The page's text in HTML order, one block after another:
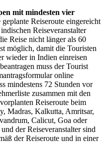
mit mindesten vier
Reiseroute eingereicht
Reiseveranstalter
Reise nicht länger als 60
möglich, damit die Touristen
wieder in Indien einreisen
muss der Tourist
online
mindestens 72 Stunden vor
zusammen mit den
Reiseroute beim
Madras, Kalkutta, Amritsar,
Calicut, Goa oder
der Reiseveranstalter sind
der Reiseroute und in einer